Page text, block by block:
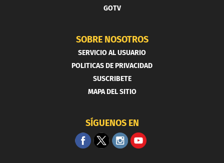
GOTV
SOBRE NOSOTROS
SERVICIO AL USUARIO
POLITICAS DE PRIVACIDAD
SUSCRIBETE
MAPA DEL SITIO
SÍGUENOS EN